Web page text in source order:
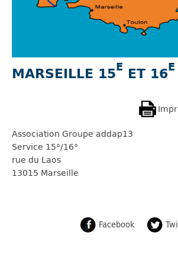
MARSEILLE 15E ET 16E
Association Groupe addap13
Service 15°/16°
rue du Laos
13015 Marseille
Facebook